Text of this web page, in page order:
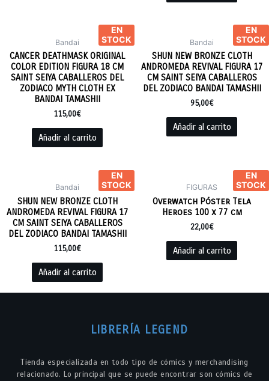
EN
STOCK
Bandai
CANCER DEATHMASK ORIGINAL
COLOR EDITION FIGURA 18 CM
SAINT SEIYA CABALLEROS DEL
ZODIACO MYTH CLOTH EX
BANDAI TAMASHII
115,00€
Añadir al carrito
EN
STOCK
Bandai
SHUN NEW BRONZE CLOTH
ANDROMEDA REVIVAL FIGURA 17
CM SAINT SEIYA CABALLEROS
DEL ZODIACO BANDAI TAMASHII
95,00€
Añadir al carrito
EN
STOCK
Bandai
SHUN NEW BRONZE CLOTH
ANDROMEDA REVIVAL FIGURA 17
CM SAINT SEIYA CABALLEROS
DEL ZODIACO BANDAI TAMASHII
115,00€
Añadir al carrito
EN
STOCK
FIGURAS
Overwatch Póster Tela
Heroes 100 x 77 cm
22,00€
Añadir al carrito
LIBRERÍA LEGEND
Tienda especializada en todo tipo de cómics y merchandising
relacionado. Lo principal que se puede encontrar son cómics de